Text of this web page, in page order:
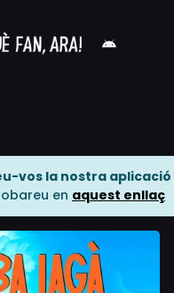
vos la nostra aplicació
en aquest enllaç